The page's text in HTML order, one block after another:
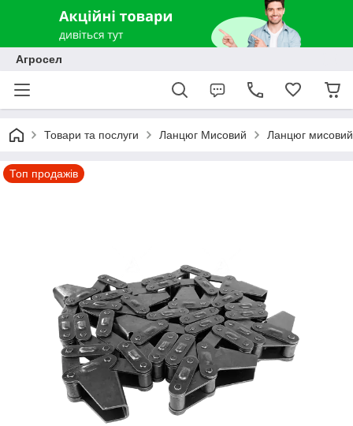
Агросел
Товари та послуги Ланцюг Мисовий Ланцюг
Топ продажів